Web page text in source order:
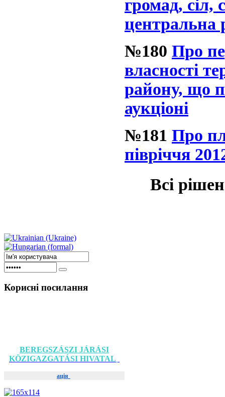
громад, сіл,
центральна
№180 Про
власності
району, що
аукціоні
№181 Про
півріччя
Всі
Корисні посилання
BEREGSZÁSZI JÁRÁSI
KÖZIGAZGATÁSI HIVATAL
ація